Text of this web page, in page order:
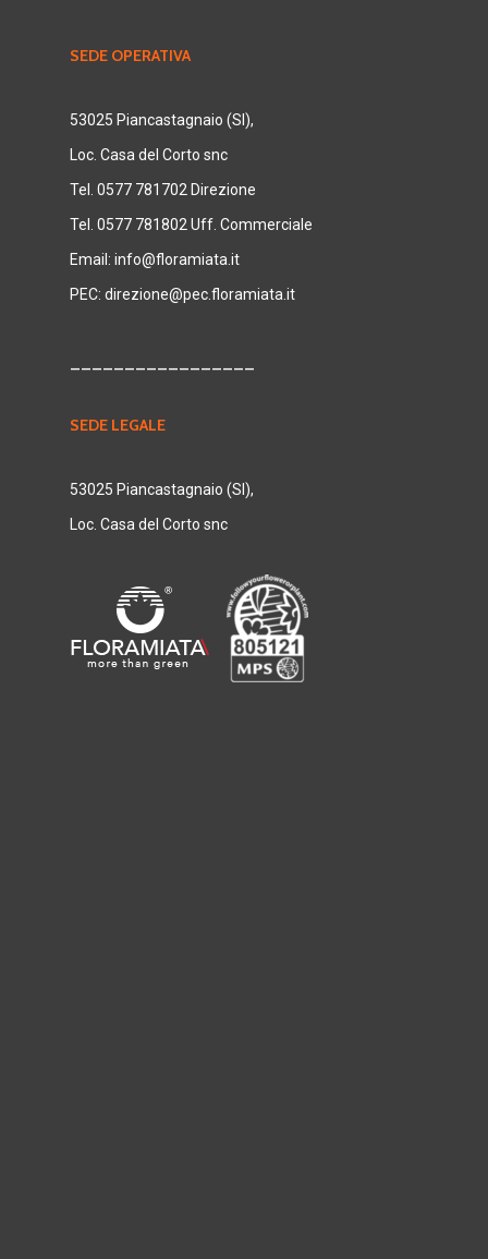
SEDE OPERATIVA
53025 Piancastagnaio (SI),
Loc. Casa del Corto snc
Tel. 0577 781702 Direzione
Tel. 0577 781802 Uff. Commerciale
Email: info@floramiata.it
PEC: direzione@pec.floramiata.it
SEDE LEGALE
53025 Piancastagnaio (SI),
Loc. Casa del Corto snc